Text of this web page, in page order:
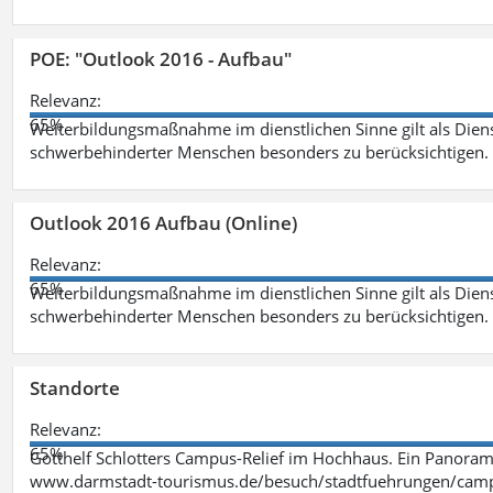
POE: "Outlook 2016 - Aufbau"
Relevanz:
65%
Weiterbildungsmaßnahme im dienstlichen Sinne gilt als
schwerbehinderter Menschen besonders zu berücksichtigen.
Outlook 2016 Aufbau (Online)
Relevanz:
65%
Weiterbildungsmaßnahme im dienstlichen Sinne gilt als
schwerbehinderter Menschen besonders zu berücksichtigen.
Standorte
Relevanz:
65%
Gotthelf Schlotters Campus-Relief im Hochhaus. Ein
www.darmstadt-tourismus.de/besuch/stadtfuehrungen/